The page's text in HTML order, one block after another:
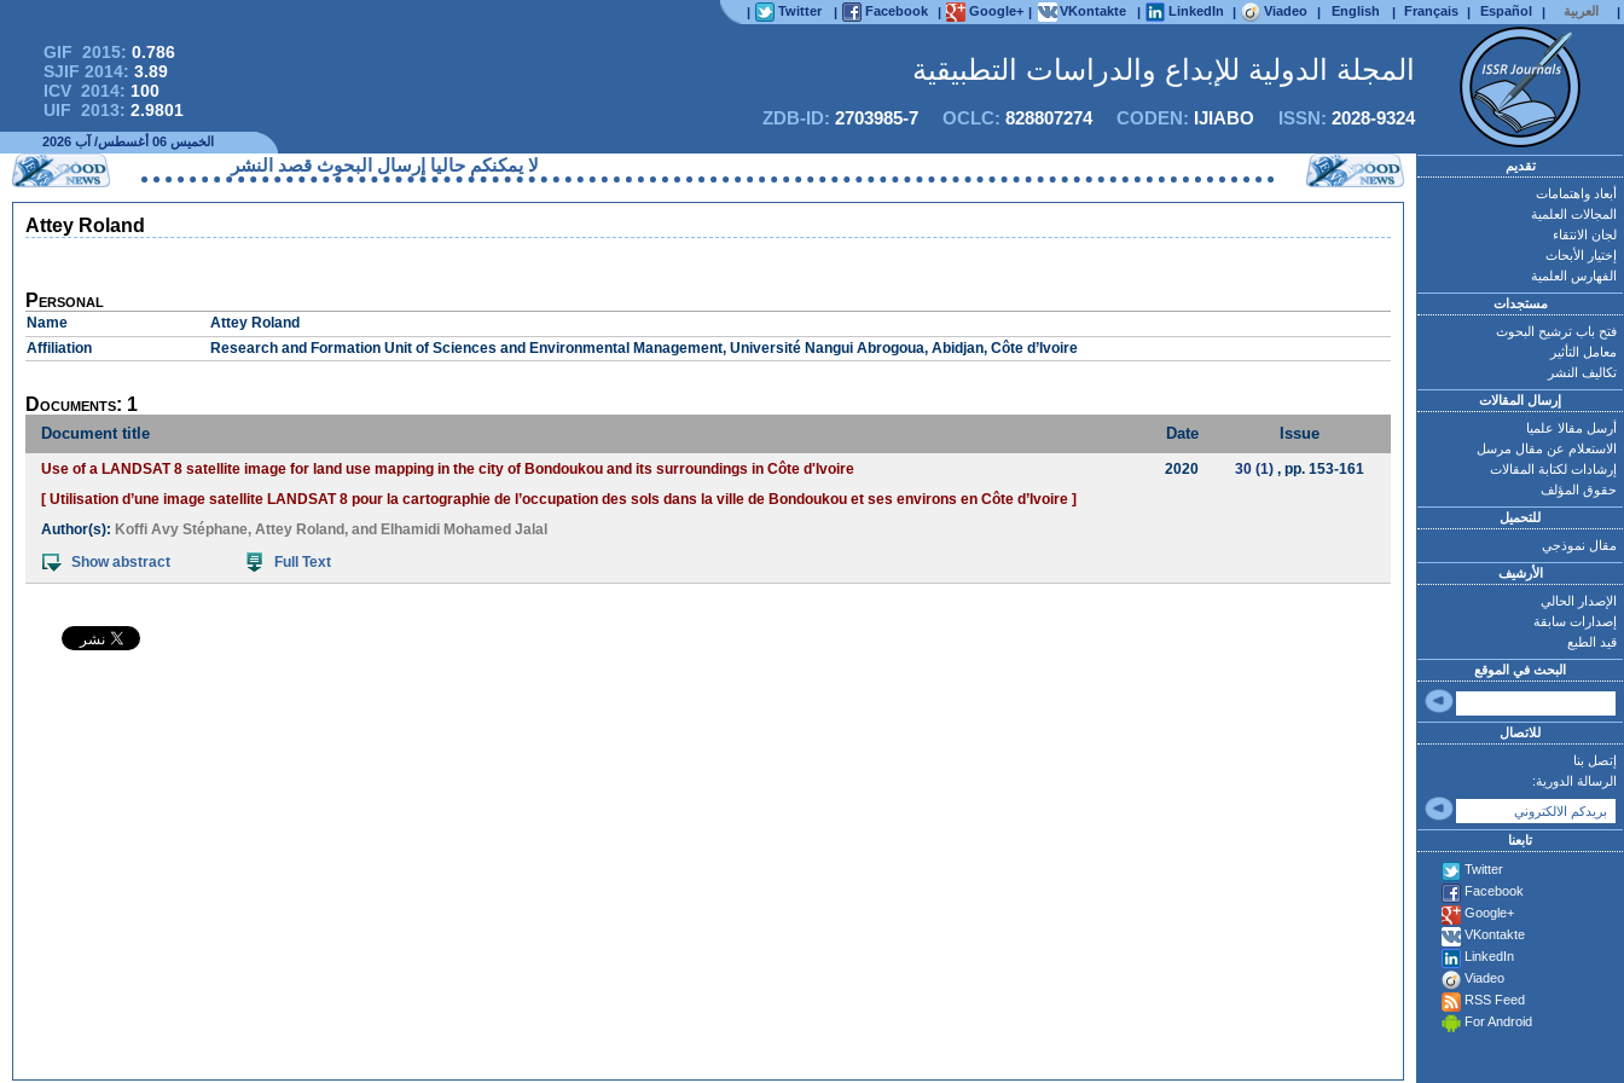
| Twitter | Facebook | Google+ | VKontakte | LinkedIn | Viadeo | English | Français | Español | العربية |
GIF 2015: 0.786
SJIF 2014: 3.89
ICV 2014: 100
UIF 2013: 2.9801
المجلة الدولية للإبداع والدراسات التطبيقية
ZDB-ID: 2703985-7 OCLC: 828807274CODEN: IJIABO ISSN: 2028-9324
الخميس 06 أغسطس/ آب 2026
لا يمكنكم حاليا إرسال البحوث قصد النشر
Attey Roland
Personal
Name
Attey Roland
Affiliation
Research and Formation Unit of Sciences and Environmental Management, Université Nangui Abrogoua, Abidjan, Côte d’Ivoire
Documents: 1
Document title Date Issue
Use of a LANDSAT 8 satellite image for land use mapping in the city of Bondoukou and its surroundings in Côte d'Ivoire
[ Utilisation d’une image satellite LANDSAT 8 pour la cartographie de l’occupation des sols dans la ville de Bondoukou et ses environs en Côte d’Ivoire ]
Author(s): Koffi Avy Stéphane, Attey Roland , and Elhamidi Mohamed Jalal
Show abstract
Full Text
2020 30 (1), pp. 153-161
تقديم
أبعاد واهتمامات
المجالات العلمية
لجان الانتقاء
إختيار الأبحاث
الفهارس العلمية
مستجدات
فتح باب ترشيح البحوث
معامل التأثير
تكاليف النشر
إرسال المقالات
أرسل مقالا علميا
الاستعلام عن مقال مرسل
إرشادات لكتابة المقالات
حقوق المؤلف
للتحميل
مقال نموذجي
الأرشيف
الإصدار الحالي
إصدارات سابقة
قيد الطبع
البحث في الموقع
للاتصال
إتصل بنا
الرسالة الدورية:
تابعنا
Twitter
Facebook
Google+
VKontakte
LinkedIn
Viadeo
RSS Feed
For Android